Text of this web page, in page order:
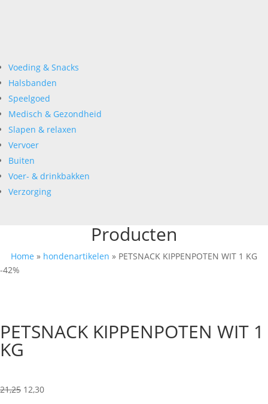
Voeding & Snacks
Halsbanden
Speelgoed
Medisch & Gezondheid
Slapen & relaxen
Vervoer
Buiten
Voer- & drinkbakken
Verzorging
Producten
Home » hondenartikelen » PETSNACK KIPPENPOTEN WIT 1 KG
-42%
PETSNACK KIPPENPOTEN WIT 1
KG
21,25 Oorspronkelijke
12,30Huidige